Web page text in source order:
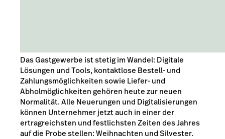
Das Gastgewerbe ist stetig im Wandel: Digitale
Lösungen und Tools, kontaktlose Bestell- und
Zahlungsmöglichkeiten sowie Liefer- und
Abholmöglichkeiten gehören heute zur neuen
Normalität. Alle Neuerungen und Digitalisierungen
können Unternehmer jetzt auch in einer der
ertragreichsten und festlichsten Zeiten des Jahres
auf die Probe stellen: Weihnachten und Silvester.